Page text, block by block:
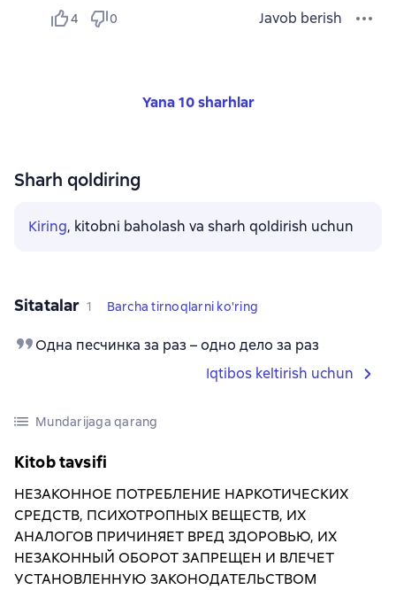
4 0 Javob berish
Yana 10 sharhlar
Sharh qoldiring
Kiring, kitobni baholash va sharh qoldirish uchun
Sitatalar 1 Barcha tirnoqlarni ko'ring
Одна песчинка за раз – одно дело за раз
Iqtibos keltirish uchun
Mundarijaga qarang
Kitob tavsifi
НЕЗАКОННОЕ ПОТРЕБЛЕНИЕ НАРКОТИЧЕСКИХ
СРЕДСТВ, ПСИХОТРОПНЫХ ВЕЩЕСТВ, ИХ
АНАЛОГОВ ПРИЧИНЯЕТ ВРЕД ЗДОРОВЬЮ, ИХ
НЕЗАКОННЫЙ ОБОРОТ ЗАПРЕЩЕН И ВЛЕЧЕТ
УСТАНОВЛЕННУЮ ЗАКОНОДАТЕЛЬСТВОМ